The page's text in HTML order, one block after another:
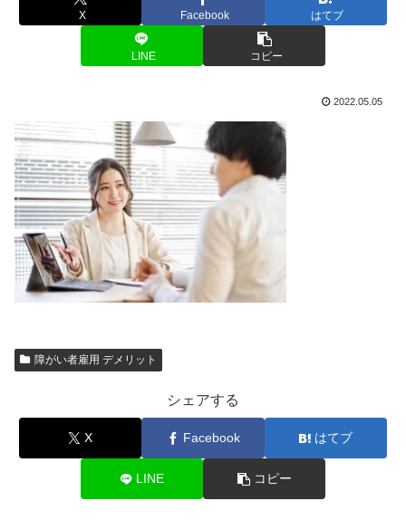
X Facebook はてブ
LINE コピー
2022.05.05
障がい者雇用 デメリット
シェアする
X Facebook はてブ
LINE コピー